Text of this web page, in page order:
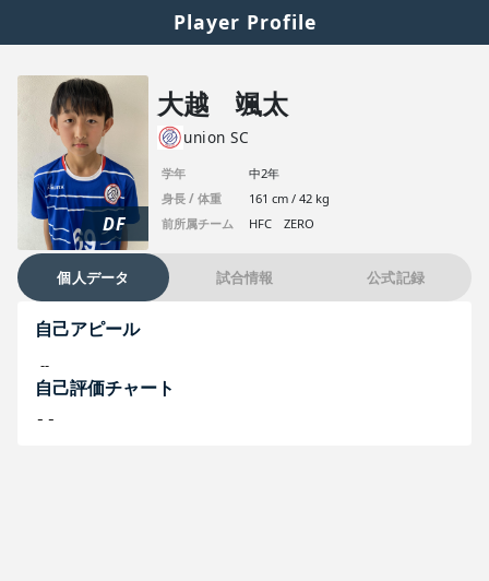
Player Profile
DF
大越 颯太
union SC
学年
中2年
身長 / 体重
161 cm / 42 kg
前所属チーム
HFC ZERO
個人データ 試合情報 公式記録
自己アピール
--
自己評価チャート
--